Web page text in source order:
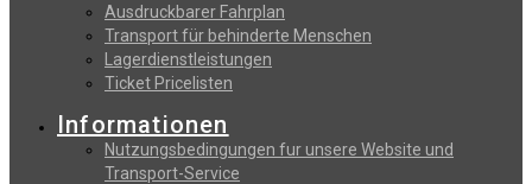
Αusdruckbarer Fahrplan
Transport für behinderte Menschen
Lagerdienstleistungen
Ticket Pricelisten
Informationen
Nutzungsbedingungen fur unsere Website und
Transport-Service